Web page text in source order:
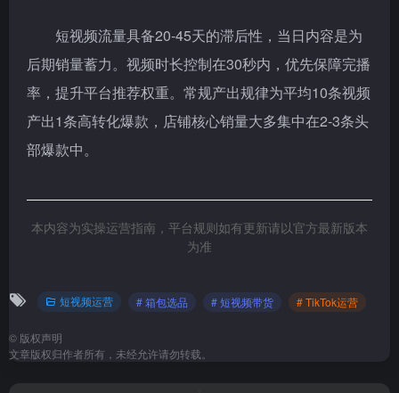
短视频流量具备20-45天的滞后性，当日内容是为
后期销量蓄力。视频时长控制在30秒内，优先保障完播
率，提升平台推荐权重。常规产出规律为平均10条视频
产出1条高转化爆款，店铺核心销量大多集中在2-3条头
部爆款中。
本内容为实操运营指南，平台规则如有更新请以官方最新版本
为准
短视频运营 # 箱包选品 # 短视频带货 # TikTok运营
© 版权声明
文章版权归作者所有，未经允许请勿转载。